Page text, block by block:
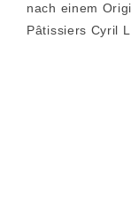
nach einem
Pâtissiers Cyril